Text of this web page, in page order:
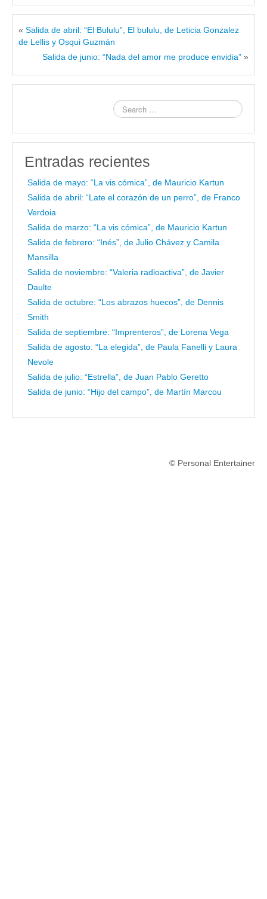
« Salida de abril: “El Bululu”, El bululu, de Leticia Gonzalez
de Lellis y Osqui Guzmán
Salida de junio: “Nada del amor me produce envidia” »
Entradas recientes
Salida de mayo: “La vis cómica”, de Mauricio Kartun
Salida de abril: “Late el corazón de un perro”, de Franco
Verdoia
Salida de marzo: “La vis cómica”, de Mauricio Kartun
Salida de febrero: “Inés”, de Julio Chávez y Camila
Mansilla
Salida de noviembre: “Valeria radioactiva”, de Javier
Daulte
Salida de octubre: “Los abrazos huecos”, de Dennis
Smith
Salida de septiembre: “Imprenteros”, de Lorena Vega
Salida de agosto: “La elegida”, de Paula Fanelli y Laura
Nevole
Salida de julio: “Estrella”, de Juan Pablo Geretto
Salida de junio: “Hijo del campo”, de Martín Marcou
© Personal Entertainer